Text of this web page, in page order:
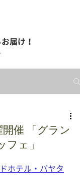
届け！
催 「グラン
フェ」
ホテル・パヤタ